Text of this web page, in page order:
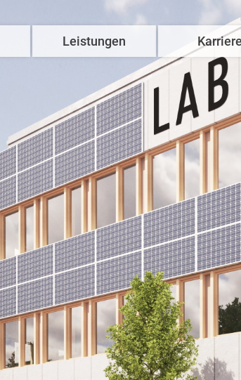
Leistungen
Hausbau
Wohnimmobilien
Gewerbeimmobilien
Forschungs- und Laborgebäude
Spezialimmobilien
Umbau im Bestand
Karriere
Komm‘ ins